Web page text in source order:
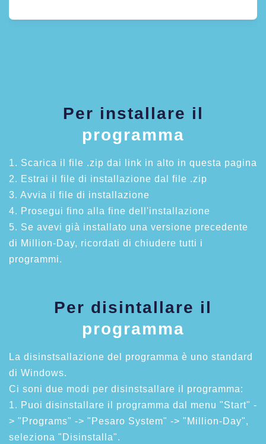
Per installare il
programma
1. Scarica il file .zip dai link in alto in questa pagina
2. Estrai il file di installazione dal file .zip
3. Avvia il file di installazione
4. Prosegui fino alla fine dell'installazione
5. Se avevi già installato una versione precedente
di Million-Day, ricordati di chiudere tutti i
programmi.
Per disintallare il
programma
La disinstsallazione del programma è uno standard
di Windows.
Ci soni due modi per disinstsallare il programma:
1. Puoi disinstallare il programma dal menu "Start" -
> "Programs" -> "Pesaro System" -> "Million-Day",
seleziona "Disinstalla".